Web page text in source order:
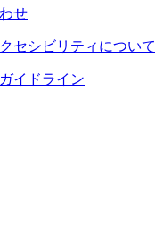
せ
セシビリティについて
イドライン